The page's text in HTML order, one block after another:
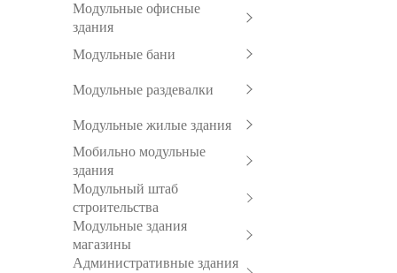
Модульные офисные
здания
Модульные бани
Модульные раздевалки
Модульные жилые здания
Мобильно модульные
здания
Модульный штаб
строительства
Модульные здания
магазины
Административные здания